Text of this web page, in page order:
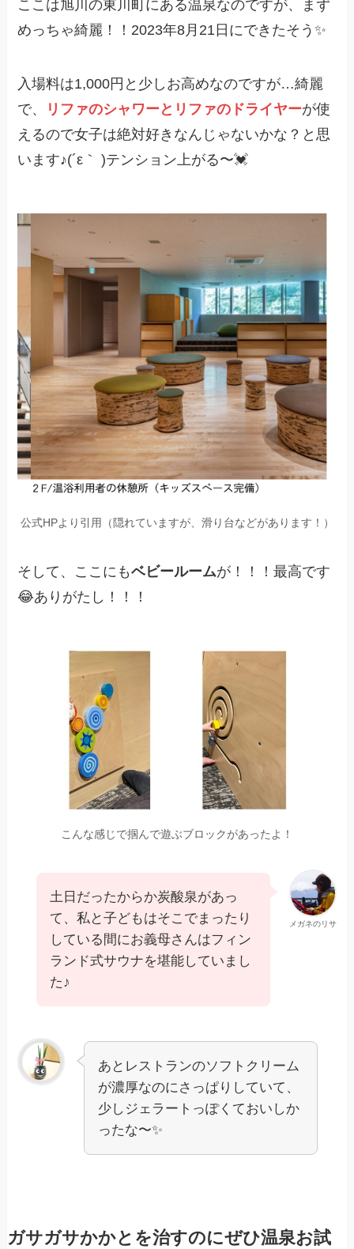
ここは旭川の東川町にある温泉なのですが、まず
めっちゃ綺麗！！2023年8月21日にできたそう✨
入場料は1,000円と少しお高めなのですが…綺麗
で、
リファのシャワーとリファのドライヤーが使
えるので女子は絶対好きなんじゃないかな？と思
います♪(´ε｀ )テンション上がる〜💓
公式HPより引用（隠れていますが、滑り台などがあります！）
そして、ここにもベビールームが！！！最高です
😂ありがたし！！！
こんな感じで掴んで遊ぶブロックがあったよ！
メガネのリサ
土日だったからか炭酸泉があっ
て、私と子どもはそこでまったり
している間にお義母さんはフィン
ランド式サウナを堪能していまし
た♪
あとレストランのソフトクリーム
が濃厚なのにさっぱりしていて、
少しジェラートっぽくておいしか
ったな〜✨
ガサガサかかとを治すのにぜひ温泉お試